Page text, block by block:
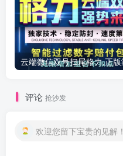
评论 抢沙发
欢迎您留下宝贵的见解！